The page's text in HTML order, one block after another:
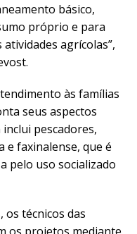
básico,
próprio e para
agrícolas”,
às famílias
seus aspectos
pescadores,
e faxinalense, que é
pelo uso socializado
os técnicos das